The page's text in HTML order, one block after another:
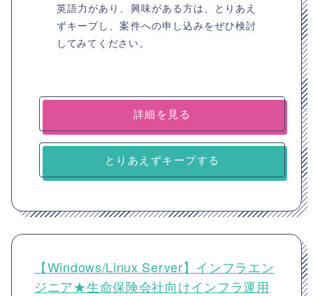
英語力があり、興味がある方は、とりあえ
ずキープし、案件への申し込みをぜひ検討
してみてください。
詳細を見る
とりあえずキープする
【Windows/Linux Server】インフラエン
ジニア★生命保険会社向けインフラ運用